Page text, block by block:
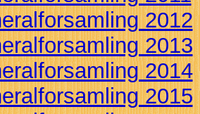
2012
2013
2014
2015